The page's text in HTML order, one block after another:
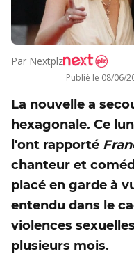
Par Nextplz
Publié le 08/06/
La nouvelle a
hexagonale. Ce
l'ont rapporté
chanteur et
placé en garde à
entendu dans le
violences
plusieurs mois.